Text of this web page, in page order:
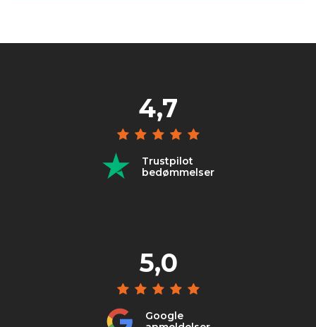
4,7
Trustpilot
bedømmelser
5,0
Google